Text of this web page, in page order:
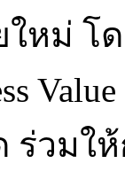
ใหม่
ร่วม